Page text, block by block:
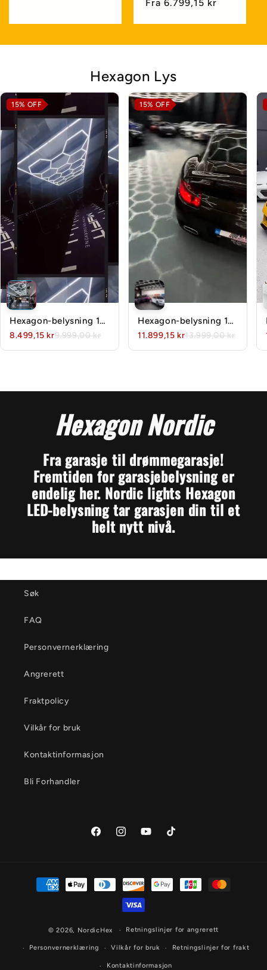
pris
Fra 6.799,15 kr
Hexagon Lys
15% OFF
Hexagon-belysning 14
Grid System Med
8.499,15 kr9.999,00 kr
15% OFF
Hexagon-belysning 14
Grid System Med
11.899,15 kr13.999,00 kr
Hexagon Nordic
Fra garasje til drømmegarasje!
Fremtiden for garasjebelysning er
endelig her. Nordic lights Hexagon
LED-belysning tar garasjen din til et
helt nytt nivå.
Søk
FAQ
Personvernerklæring
Angrerett
Fraktpolicy
Vilkår for bruk
Kontaktinformasjon
Bli Forhandler
FacebookInstagramYouTubeTikTok
Betalingsmåter
© 2026, NordicHex Retningslinjer for angrerett
Personvernerklæring Vilkår for bruk Retningslinjer for frakt
Kontaktinformasjon